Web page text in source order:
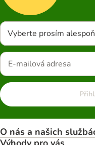
Vyberte prosím
O nás a našich